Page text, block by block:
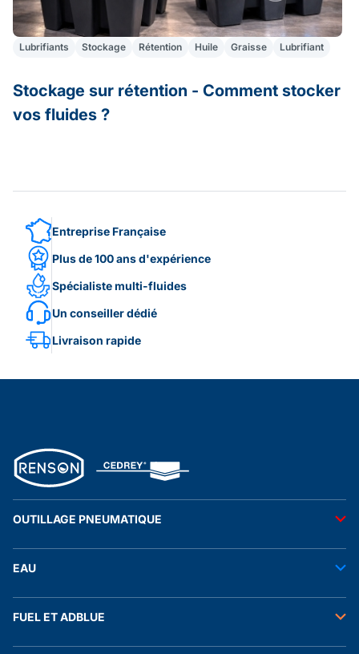
Lubrifiants Stockage Rétention Huile Graisse Lubrifiant
Stockage sur rétention - Comment stocker
vos fluides ?
Entreprise Française
Plus de 100 ans d'expérience
Spécialiste multi-fluides
Un conseiller dédié
Livraison rapide
OUTILLAGE PNEUMATIQUE
Accessoires pneumatiques
EAU
Tuyaux
Raccords et autres accessoires
FUEL ET ADBLUE